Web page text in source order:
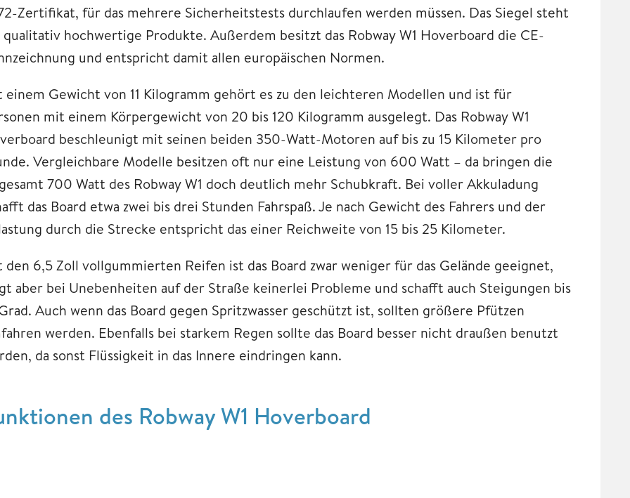
Zertifikat, für das mehrere Sicherheitstests durchlaufen werden müssen. Das Siegel steht
hochwertige Produkte. Außerdem besitzt das Robway W1 Hoverboard die CE-
und entspricht damit allen europäischen Normen.
einem Gewicht von 11 Kilogramm gehört es zu den leichteren Modellen und ist für
mit einem Körpergewicht von 20 bis 120 Kilogramm ausgelegt. Das Robway W1
beschleunigt mit seinen beiden 350-Watt-Motoren auf bis zu 15 Kilometer pro
Vergleichbare Modelle besitzen oft nur eine Leistung von 600 Watt – da bringen die
700 Watt des Robway W1 doch deutlich mehr Schubkraft. Bei voller Akkuladung
das Board etwa zwei bis drei Stunden Fahrspaß. Je nach Gewicht des Fahrers und der
durch die Strecke entspricht das einer Reichweite von 15 bis 25 Kilometer.
den 6,5 Zoll vollgummierten Reifen ist das Board zwar weniger für das Gelände geeignet,
aber bei Unebenheiten auf der Straße keinerlei Probleme und schafft auch Steigungen bis
Auch wenn das Board gegen Spritzwasser geschützt ist, sollten größere Pfützen
werden. Ebenfalls bei starkem Regen sollte das Board besser nicht draußen benutzt
da sonst Flüssigkeit in das Innere eindringen kann.
des Robway W1 Hoverboard